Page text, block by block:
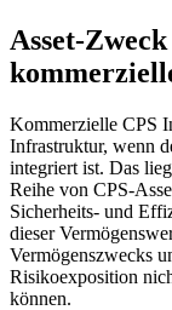
Asset-
Kommerzielle CPS
Infrastruktur, wenn
integriert ist. Das
Reihe von CPS-
Sicherheits- und
dieser
Vermögenszwecks
Risikoexposition
können.